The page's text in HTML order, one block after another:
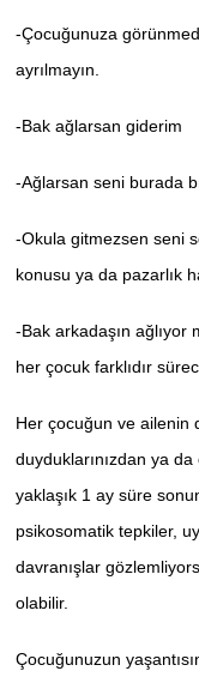
-Çocuğunuza
ayrılmayın.
-Bak ağlarsan giderim
-Ağlarsan seni burada
-Okula gitmezsen seni
konusu ya da pazarlık
-Bak arkadaşın ağlıyor
her çocuk farklıdır
Her çocuğun ve ailenin
duyduklarınızdan ya
yaklaşık 1 ay süre
psikosomatik tepkiler,
davranışlar
olabilir.
Çocuğunuzun